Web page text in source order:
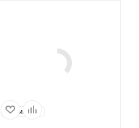
Германия